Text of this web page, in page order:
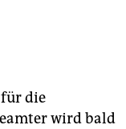
die
wird bald